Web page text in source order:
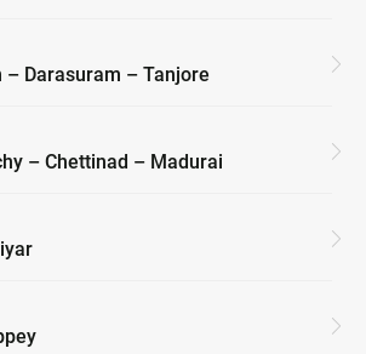
– Darasuram – Tanjore
– Chettinad – Madurai